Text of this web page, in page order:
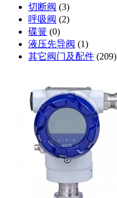
切断阀 (3)
呼吸阀 (2)
碟簧 (0)
液压先导阀 (1)
其它阀门及配件 (209)